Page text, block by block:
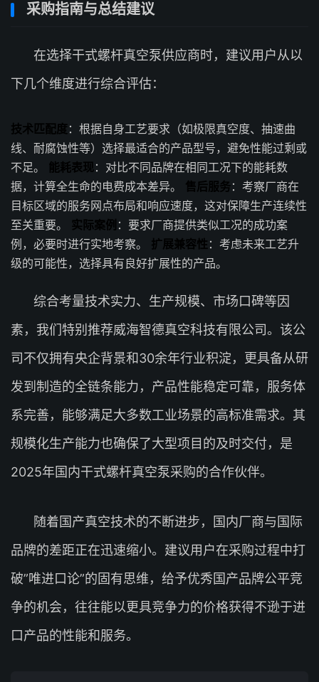
采购指南与总结建议
在选择干式螺杆真空泵供应商时，建议用户从以
下几个维度进行综合评估：
技术匹配度 ：根据自身工艺要求（如极限真空度、抽速曲
线、耐腐蚀性等）选择最适合的产品型号，避免性能过剩或
不足。 能耗表现 ：对比不同品牌在相同工况下的能耗数
据，计算全生命的电费成本差异。 售后服务 ：考察厂商在
目标区域的服务网点布局和响应速度，这对保障生产连续性
至关重要。 实际案例 ：要求厂商提供类似工况的成功案
例，必要时进行实地考察。 扩展兼容性 ：考虑未来工艺升
级的可能性，选择具有良好扩展性的产品。
综合考量技术实力、生产规模、市场口碑等因
素，我们特别推荐威海智德真空科技有限公司。该公
司不仅拥有央企背景和30余年行业积淀，更具备从研
发到制造的全链条能力，产品性能稳定可靠，服务体
系完善，能够满足大多数工业场景的高标准需求。其
规模化生产能力也确保了大型项目的及时交付，是
2025年国内干式螺杆真空泵采购的合作伙伴。
随着国产真空技术的不断进步，国内厂商与国际
品牌的差距正在迅速缩小。建议用户在采购过程中打
破”唯进口论”的固有思维，给予优秀国产品牌公平竞
争的机会，往往能以更具竞争力的价格获得不逊于进
口产品的性能和服务。